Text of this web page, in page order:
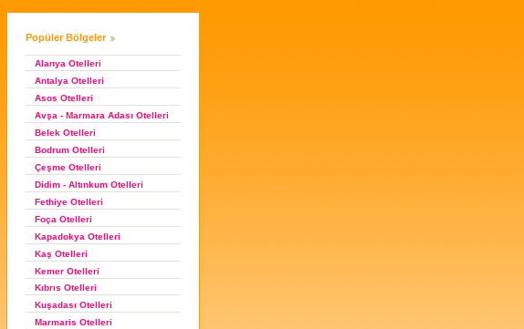
Popüler Bölgeler
Alanya Otelleri
Antalya Otelleri
Asos Otelleri
Avşa - Marmara Adası Otelleri
Belek Otelleri
Bodrum Otelleri
Çeşme Otelleri
Didim - Altınkum Otelleri
Fethiye Otelleri
Foça Otelleri
Kapadokya Otelleri
Kaş Otelleri
Kemer Otelleri
Kıbrıs Otelleri
Kuşadası Otelleri
Marmaris Otelleri